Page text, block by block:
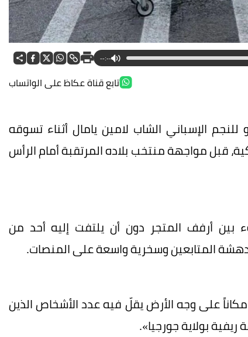
--:--
تابع قناة عكاظ على الواتساب
الإسباني الشاب لامين يامال أثناء تسوقه
قبل مواجهة منتخب بلاده المرتقبة أمام الرأس
18 عاماً يتجول بهدوء بين أرفف المتجر دون أن يلتفت إليه أحد من
دهشة المتابعين وسخرية واسعة على المنصات.
على وجه الأرض يقلّ فيه عدد الأشخاص الذين
بولاية جورجيا».